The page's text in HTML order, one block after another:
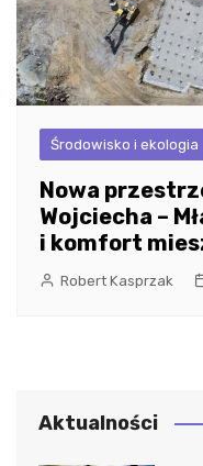
Środowisko i ekologia
Nowa
Wojciecha –
i komfort
Robert Kasprzak
Aktualności